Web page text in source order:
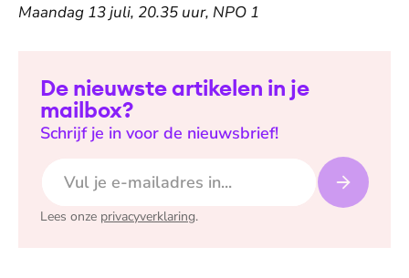
Maandag 13 juli, 20.35 uur, NPO 1
De nieuwste artikelen in je
mailbox?
Schrijf je in voor de nieuwsbrief!
Lees onze privacyverklaring.